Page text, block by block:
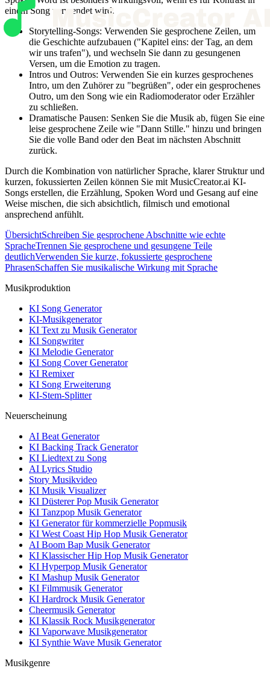
einem Song verwendet wird.
Storytelling-Songs: Verwenden Sie gesprochene Zeilen, um
die Geschichte aufzubauen ("Kapitel eins: der Tag, an dem
wir uns trafen"), und wechseln Sie dann zu gesungenen
Versen, um die Emotion zu tragen.
Intros und Outros: Verwenden Sie ein kurzes gesprochenes
Intro, um den Zuhörer zu "begrüßen", oder ein gesprochenes
Outro, um den Song wie ein Radiomoderator oder Erzähler
zu schließen.
Dramatische Pausen: Senken Sie die Musik ab, fügen Sie eine
leise gesprochene Zeile wie "Dann Stille." hinzu und bringen
Sie die volle Band oder den Beat im nächsten Abschnitt
zurück.
Durch die Kombination von natürlicher Sprache, klarer Struktur und
kurzen, fokussierten Zeilen können Sie mit MusicCreator.ai KI-
Songs erstellen, die Erzählung, Spoken Word und Gesang auf eine
Weise mischen, die sich absichtlich, filmisch und emotional
ansprechend anfühlt.
ÜbersichtSchreiben Sie gesprochene Abschnitte wie echte
SpracheTrennen Sie gesprochene und gesungene Teile
deutlichVerwenden Sie kurze, fokussierte gesprochene
PhrasenSchaffen Sie musikalische Wirkung mit Sprache
Musikproduktion
KI Song Generator
KI-Musikgenerator
KI Text zu Musik Generator
KI Songwriter
KI Melodie Generator
KI Song Cover Generator
KI Remixer
KI Song Erweiterung
KI-Stem-Splitter
Neuerscheinung
AI Beat Generator
KI Backing Track Generator
KI Liedtext zu Song
AI Lyrics Studio
Story Musikvideo
KI Musik Visualizer
KI Düsterer Pop Musik Generator
KI Tanzpop Musik Generator
KI Generator für kommerzielle Popmusik
KI West Coast Hip Hop Musik Generator
AI Boom Bap Musik Generator
KI Klassischer Hip Hop Musik Generator
KI Hyperpop Musik Generator
KI Mashup Musik Generator
KI Filmmusik Generator
KI Hardrock Musik Generator
Cheermusik Generator
KI Klassik Rock Musikgenerator
KI Vaporwave Musikgenerator
KI Synthie Wave Musik Generator
Musikgenre